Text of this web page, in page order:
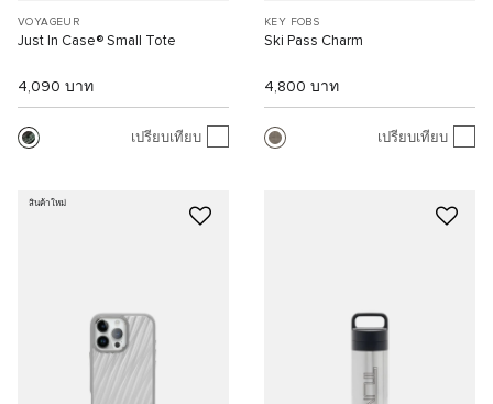
VOYAGEUR
Just In Case® Small Tote
4,090 บาท
เปรียบเทียบ
KEY FOBS
Ski Pass Charm
4,800 บาท
เปรียบเทียบ
สินค้าใหม่